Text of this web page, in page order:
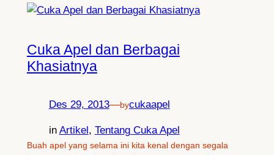
Cuka Apel dan Berbagai
Khasiatnya
Des 29, 2013—bycukaapel
in Artikel , Tentang Cuka Apel
Buah apel yang selama ini kita kenal dengan segala